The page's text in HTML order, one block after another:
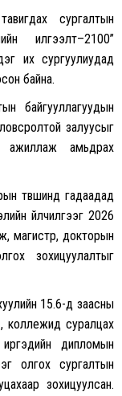
сургалтын
илгээлт–2100”
их сургуулиудад
байна.
байгууллагуудын
залуусыг
амьдрах
түвшинд гадаадад
үйлчилгээг 2026
магистр, докторын
зохицуулалтыг
15.6-д заасны
коллежид суралцах
дипломын
олгох сургалтын
зохицуулсан.